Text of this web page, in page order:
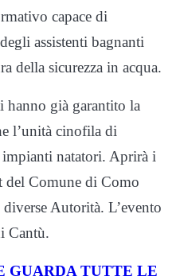
capace di
assistenti bagnanti
della sicurezza in acqua.
hanno già garantito la
l’unità cinofila di
natatori. Aprirà i
del Comune di Como
Autorità. L’evento
Cantù.
GUARDA TUTTE LE